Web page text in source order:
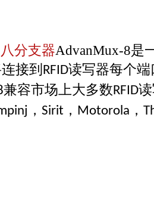
分支器AdvanMux-8是
接到 RFID读写器每个
兼容市场上大多数RFID
， Sirit ， Motorola ，